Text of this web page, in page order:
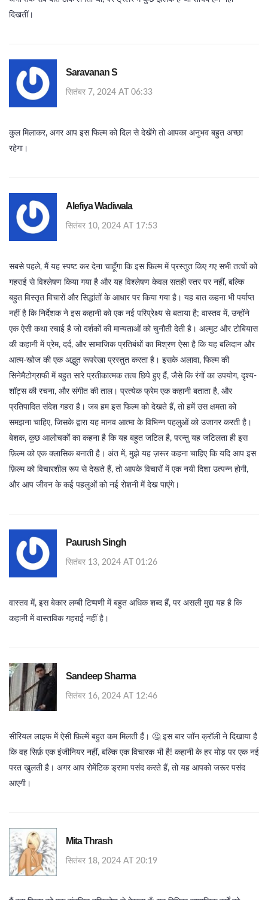
दिखतीं।
Saravanan S
सितंबर 7, 2024 AT 06:33
कुल मिलाकर, अगर आप इस फिल्म को दिल से देखेंगे तो आपका अनुभव बहुत अच्छा
रहेगा।
Alefiya Wadiwala
सितंबर 10, 2024 AT 17:53
सबसे पहले, मैं यह स्पष्ट कर देना चाहूँगा कि इस फ़िल्म में प्रस्तुत किए गए सभी तत्वों को
गहराई से विश्लेषण किया गया है और यह विश्लेषण केवल सतही स्तर पर नहीं, बल्कि
बहुत विस्तृत विचारों और सिद्धांतों के आधार पर किया गया है। यह बात कहना भी पर्याप्त
नहीं है कि निर्देशक ने इस कहानी को एक नई परिप्रेक्ष्य से बताया है; वास्तव में, उन्होंने
एक ऐसी कथा रचाई है जो दर्शकों की मान्यताओं को चुनौती देती है। अल्मुट और टोबियास
की कहानी में प्रेम, दर्द, और सामाजिक प्रतिबंधों का मिश्रण ऐसा है कि यह बलिदान और
आत्म-खोज की एक अद्भुत रूपरेखा प्रस्तुत करता है। इसके अलावा, फिल्म की
सिनेमैटोग्राफी में बहुत सारे प्रतीकात्मक तत्व छिपे हुए हैं, जैसे कि रंगों का उपयोग, दृश्य-
शॉट्स की रचना, और संगीत की ताल। प्रत्येक फ्रेम एक कहानी बताता है, और
प्रतिपादित संदेश गहरा है। जब हम इस फिल्म को देखते हैं, तो हमें उस क्षमता को
समझना चाहिए, जिसके द्वारा यह मानव आत्मा के विभिन्न पहलुओं को उजागर करती है।
बेशक, कुछ आलोचकों का कहना है कि यह बहुत जटिल है, परन्तु यह जटिलता ही इस
फ़िल्म को एक क्लासिक बनाती है। अंत में, मुझे यह ज़रूर कहना चाहिए कि यदि आप इस
फ़िल्म को विचारशील रूप से देखते हैं, तो आपके विचारों में एक नयी दिशा उत्पन्न होगी,
और आप जीवन के कई पहलुओं को नई रोशनी में देख पाएंगे।
Paurush Singh
सितंबर 13, 2024 AT 01:26
वास्तव में, इस बेकार लम्बी टिप्पणी में बहुत अधिक शब्द हैं, पर असली मुद्दा यह है कि
कहानी में वास्तविक गहराई नहीं है।
Sandeep Sharma
सितंबर 16, 2024 AT 12:46
सीरियल लाइफ में ऐसी फ़िल्में बहुत कम मिलती हैं। 🤔 इस बार जॉन क्रॉली ने दिखाया है
कि वह सिर्फ़ एक इंजीनियर नहीं, बल्कि एक विचारक भी है! कहानी के हर मोड़ पर एक नई
परत खुलती है। अगर आप रोमेंटिक ड्रामा पसंद करते हैं, तो यह आपको जरूर पसंद
आएगी।
Mita Thrash
सितंबर 18, 2024 AT 20:19